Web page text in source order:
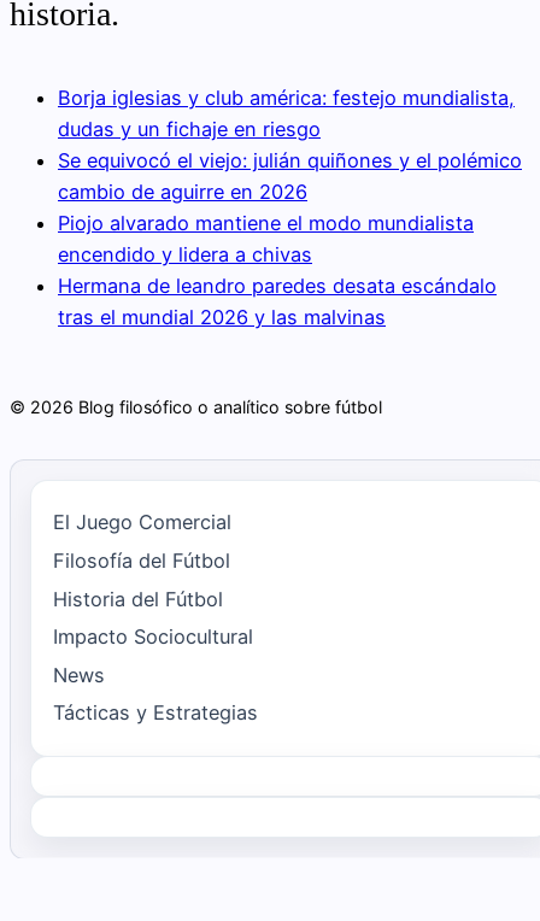
historia.
Borja iglesias y club américa: festejo mundialista,
dudas y un fichaje en riesgo
Se equivocó el viejo: julián quiñones y el polémico
cambio de aguirre en 2026
Piojo alvarado mantiene el modo mundialista
encendido y lidera a chivas
Hermana de leandro paredes desata escándalo
tras el mundial 2026 y las malvinas
© 2026 Blog filosófico o analítico sobre fútbol
El Juego Comercial
Filosofía del Fútbol
Historia del Fútbol
Impacto Sociocultural
News
Tácticas y Estrategias